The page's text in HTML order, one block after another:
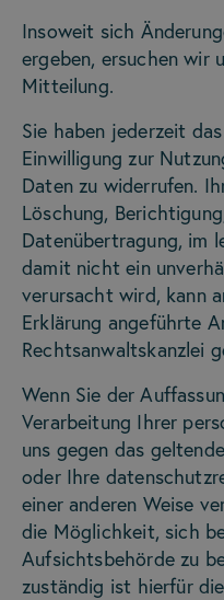
Insoweit sich
ergeben, ersuchen wir
Mitteilung.
Sie haben jederzeit
Einwilligung zur
Daten zu widerrufen.
Löschung,
Datenübertragung, im
damit nicht ein
verursacht wird, kann
Erklärung angeführte
Rechtsanwaltskanzlei
Wenn Sie der
Verarbeitung Ihrer
uns gegen das
oder Ihre
einer anderen Weise
die Möglichkeit, sich
Aufsichtsbehörde zu
zuständig ist hierfür